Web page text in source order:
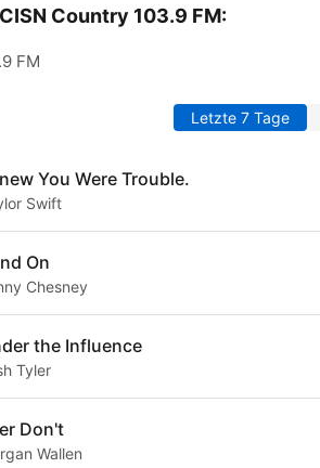
Country 103.9 FM:
FM
Letzte 7 Tage
You Were Trouble.
Swift
On
Chesney
the Influence
Tyler
Don't
Wallen